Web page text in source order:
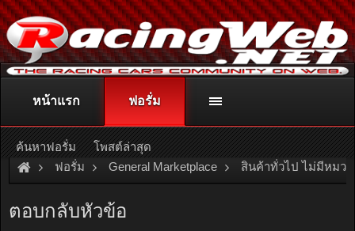
ติดต่อลงโฆษณา racingweb@gmail.comหรือโทร. 081-811-1138
หรืออ่านรายละเอียดเพิ่มเติม คลิกที่นี่
ฟอรั่ม General Marketplace สินค้าทั่วไป ไม่มีหมว
ตอบกลับหัวข้อ
หน้าแรก ฟอรั่ม
ค้นหาฟอรั่ม โพสต์ล่าสุด